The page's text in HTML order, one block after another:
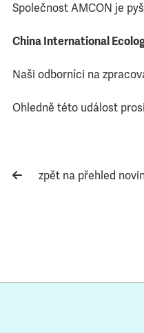
Společnost AMCON je
China International
Naši odborníci na
Ohledně této událost
zpět na přehled